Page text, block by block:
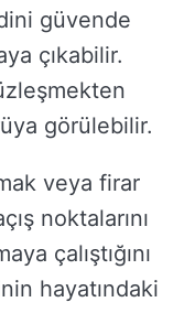
güvende
çıkabilir.
görülebilir.
veya firar
noktalarını
çalıştığını
hayatındaki